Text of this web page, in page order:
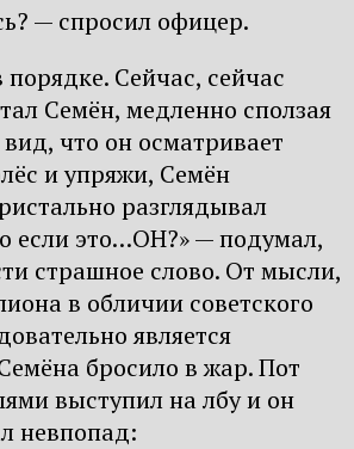
— спросил офицер.
Сейчас, сейчас
Семён, медленно сползая
вид, что он осматривает
и упряжи, Семён
разглядывал
если это…ОН?» — подумал,
страшное слово. От мысли,
в обличии советского
является
бросило в жар. Пот
выступил на лбу и он
невпопад: